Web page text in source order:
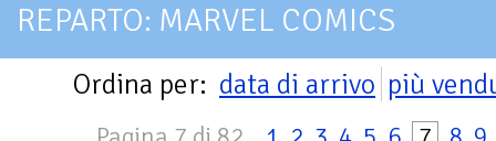
REPARTO: MARVEL COMICS
Ordina per: data di arrivo più